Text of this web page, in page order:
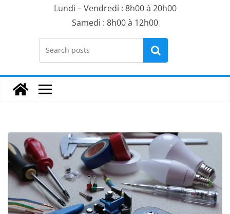
Lundi – Vendredi : 8h00 à 20h00
Samedi : 8h00 à 12h00
Rechercher